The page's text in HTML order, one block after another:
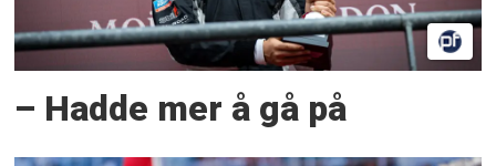
– Hadde mer å gå på